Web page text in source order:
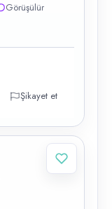
Görüşülür
Şikayet et